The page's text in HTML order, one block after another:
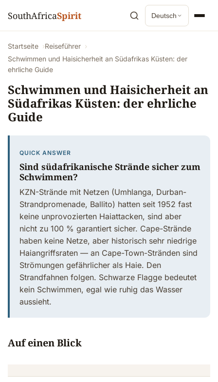
SouthAfricaSpirit Deutsch
Startseite
Reiseführer
Schwimmen und Haisicherheit an Südafrikas Küsten: der
ehrliche Guide
Schwimmen und Haisicherheit an
Südafrikas Küsten: der ehrliche
Guide
QUICK ANSWER
Sind südafrikanische Strände sicher zum
Schwimmen?
KZN-Strände mit Netzen (Umhlanga, Durban-
Strandpromenade, Ballito) hatten seit 1952 fast
keine unprovozierten Haiattacken, sind aber
nicht zu 100 % garantiert sicher. Cape-Strände
haben keine Netze, aber historisch sehr niedrige
Haiangriffsraten — an Cape-Town-Stränden sind
Strömungen gefährlicher als Haie. Den
Strandfahnen folgen. Schwarze Flagge bedeutet
kein Schwimmen, egal wie ruhig das Wasser
aussieht.
Auf einen Blick